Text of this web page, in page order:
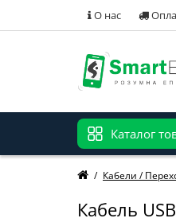
О нас
Каталог
Кабели /
Кабель